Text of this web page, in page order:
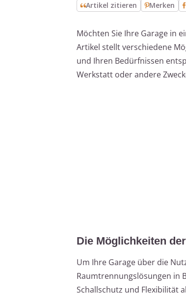
Artikel zitieren Merken
Möchten Sie Ihre Garage in
Artikel stellt verschiedene
und Ihren Bedürfnissen
Werkstatt oder andere
Die Möglichkeiten
Um Ihre Garage über die
Raumtrennungslösungen in
Schallschutz und Flexibilität